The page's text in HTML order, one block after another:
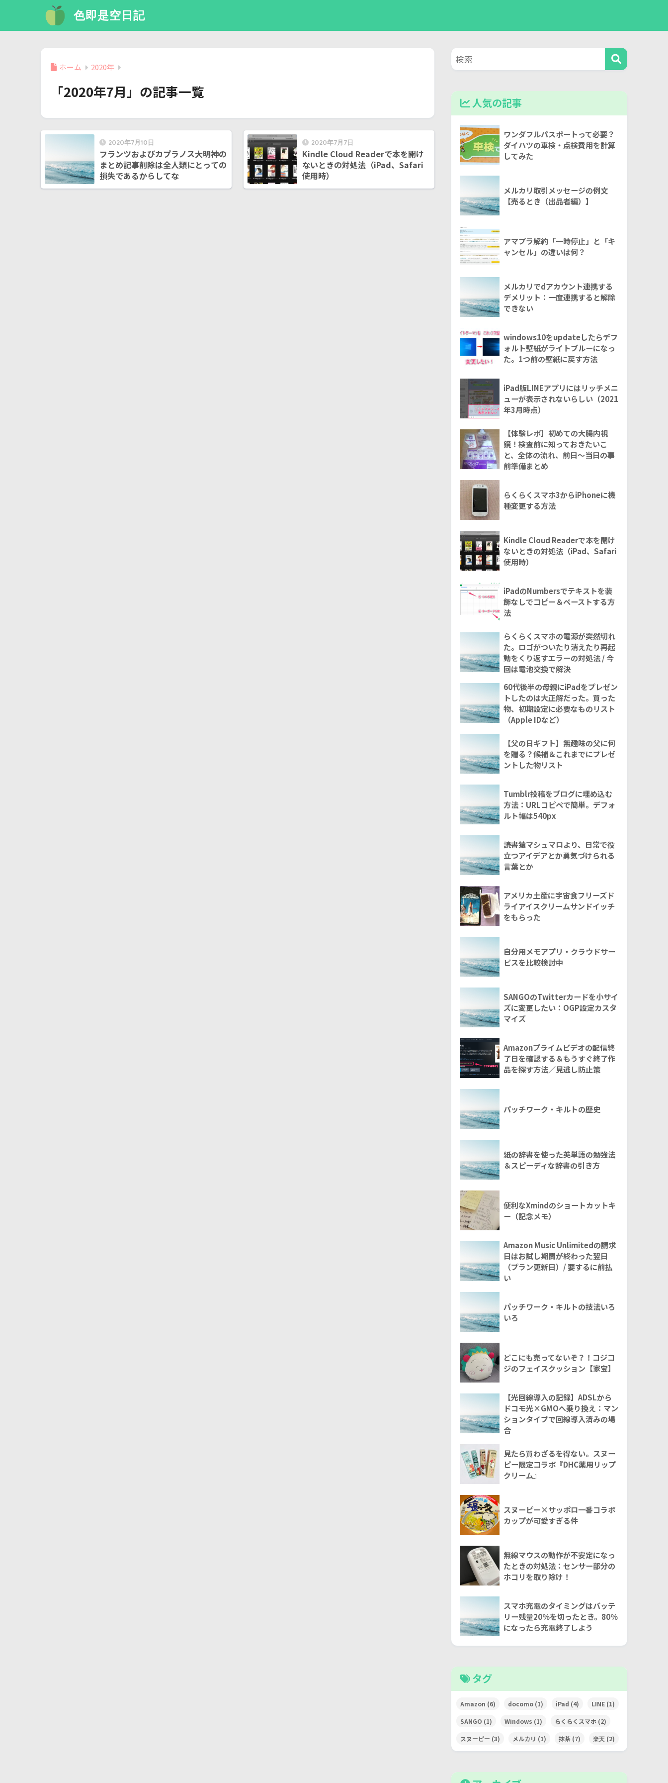
色即是空日記
ホーム 2020年
「2020年7月」の記事一覧
2020年7月10日
フランツおよびカプラノス大明神の
まとめ記事削除は全人類にとっての
損失であるからしてな
2020年7月7日
Kindle Cloud Readerで本を開け
ないときの対処法（iPad、Safari
使用時）
人気の記事
ワンダフルパスポートって必要？
ダイハツの車検・点検費用を計算
してみた
メルカリ取引メッセージの例文
【売るとき（出品者編）】
アマプラ解約「一時停止」と「キ
ャンセル」の違いは何？
メルカリでdアカウント連携する
デメリット：一度連携すると解除
できない
windows10をupdateしたらデフ
ォルト壁紙がライトブルーになっ
た。1つ前の壁紙に戻す方法
iPad版LINEアプリにはリッチメニ
ューが表示されないらしい（2021
年3月時点）
【体験レポ】初めての大腸内視
鏡！検査前に知っておきたいこ
と、全体の流れ、前日～当日の事
前準備まとめ
らくらくスマホ3からiPhoneに機
種変更する方法
Kindle Cloud Readerで本を開け
ないときの対処法（iPad、Safari
使用時）
iPadのNumbersでテキストを装
飾なしでコピー＆ペーストする方
法
らくらくスマホの電源が突然切れ
た。ロゴがついたり消えたり再起
動をくり返すエラーの対処法 / 今
回は電池交換で解決
60代後半の母親にiPadをプレゼン
トしたのは大正解だった。買った
物、初期設定に必要なものリスト
（Apple IDなど）
【父の日ギフト】無趣味の父に何
を贈る？候補＆これまでにプレゼ
ントした物リスト
Tumblr投稿をブログに埋め込む
方法：URLコピペで簡単。デフォ
ルト幅は540px
読書猿マシュマロより、日常で役
立つアイデアとか勇気づけられる
言葉とか
アメリカ土産に宇宙食フリーズド
ライアイスクリームサンドイッチ
をもらった
自分用メモアプリ・クラウドサー
ビスを比較検討中
SANGOのTwitterカードを小サイ
ズに変更したい：OGP設定カスタ
マイズ
Amazonプライムビデオの配信終
了日を確認する＆もうすぐ終了作
品を探す方法／見逃し防止策
パッチワーク・キルトの歴史
紙の辞書を使った英単語の勉強法
＆スピーディな辞書の引き方
便利なXmindのショートカットキ
ー（記念メモ）
Amazon Music Unlimitedの請求
日はお試し期間が終わった翌日
（プラン更新日）/ 要するに前払
い
パッチワーク・キルトの技法いろ
いろ
どこにも売ってないぞ？！コジコ
ジのフェイスクッション【家宝】
【光回線導入の記録】ADSLから
ドコモ光×GMOへ乗り換え：マン
ションタイプで回線導入済みの場
合
見たら買わざるを得ない。スヌー
ピー限定コラボ『DHC薬用リップ
クリーム』
スヌーピー×サッポロ一番コラボ
カップが可愛すぎる件
無線マウスの動作が不安定になっ
たときの対処法：センサー部分の
ホコリを取り除け！
スマホ充電のタイミングはバッテ
リー残量20％を切ったとき。80％
になったら充電終了しよう
タグ
Amazon (6) docomo (1) iPad (4) LINE (1)
SANGO (1) Windows (1) らくらくスマホ (2)
スヌーピー (3) メルカリ (1) 抹茶 (7) 楽天 (2)